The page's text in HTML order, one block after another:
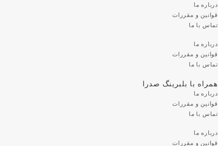
درباره ما
قوانین و مقررات
تماس با ما
درباره ما
قوانین و مقررات
تماس با ما
همراه با بلبرینگ صدرا
درباره ما
قوانین و مقررات
تماس با ما
درباره ما
قوانین و مقررات